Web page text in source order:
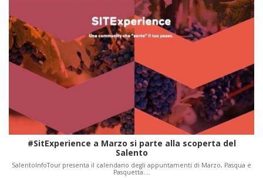
#SitExperience a Marzo si parte alla scoperta del
Salento
SalentoInfoTour presenta il calendario degli appuntamenti di Marzo, Pasqua e
Pasquetta.…